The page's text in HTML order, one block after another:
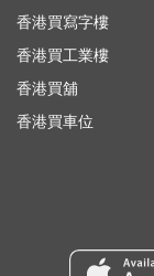
香港買寫字樓
香港買工業樓
香港買舖
香港買車位